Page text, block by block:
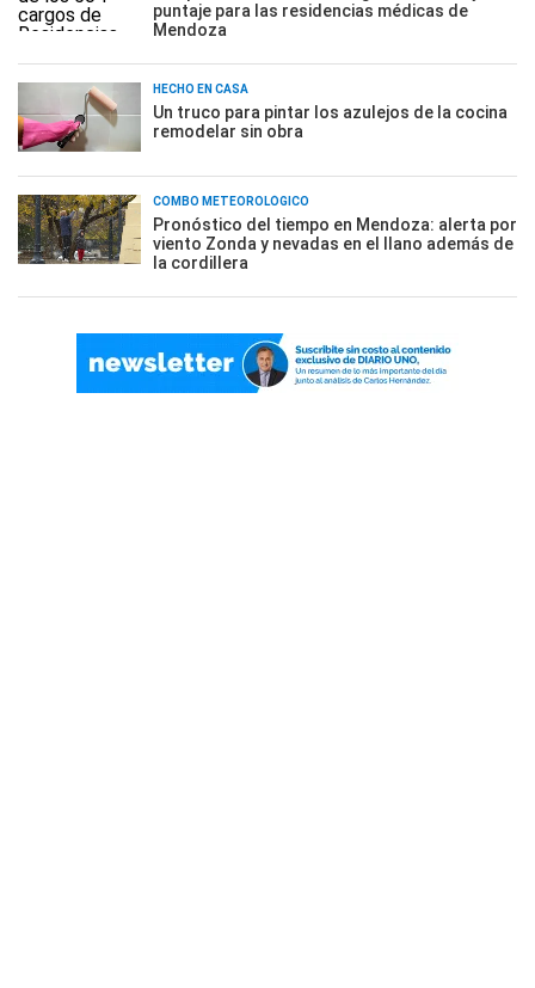
puntaje para las residencias médicas de
Mendoza
HECHO EN CASA
Un truco para pintar los azulejos de la cocina
remodelar sin obra
COMBO METEOROLÓGICO
Pronóstico del tiempo en Mendoza: alerta por
viento Zonda y nevadas en el llano además de
la cordillera